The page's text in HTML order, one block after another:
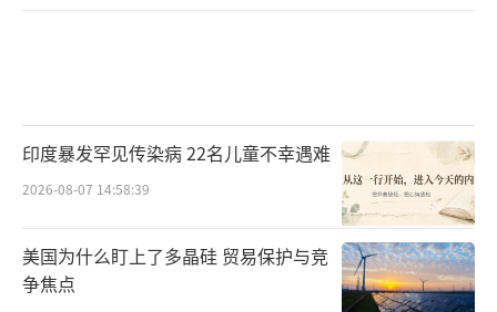
印度暴发罕见传染病 22名儿童不幸遇难
2026-08-07 14:58:39
美国为什么盯上了多晶硅 贸易保护与竞
争焦点